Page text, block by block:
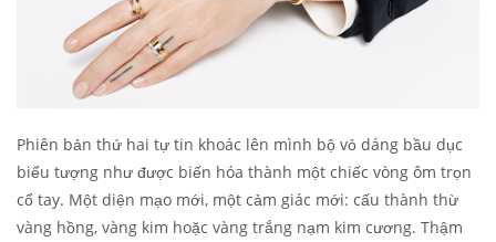
Phiên bản thứ hai tự tin khoác lên mình bộ vỏ dáng bầu dục
biểu tượng như được biến hóa thành một chiếc vòng ôm trọn
cổ tay. Một diện mạo mới, một cảm giác mới: cấu thành thừ
vàng hồng, vàng kim hoặc vàng trắng nạm kim cương. Thậm